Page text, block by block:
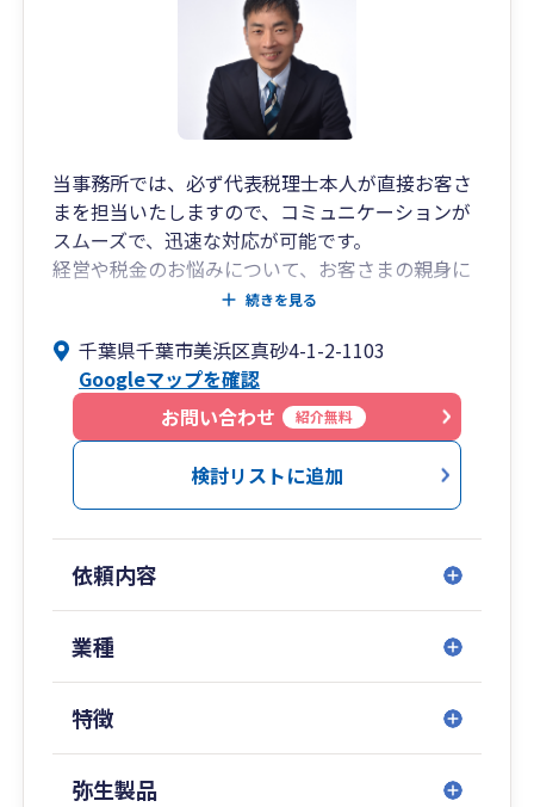
素早く、丁寧に対応いたします。
長期的に事業が拡大できるようにご支援いたしま
税金の節税はもちろん、経理事務、経営管理の効
率化もご提案いたします。
大規模法人での経理業務を得意としており、決算
早期化、経理業務効率化、マニュアル化、組織化
などの経営実務でも貢献できる。
当事務所では、必ず代表税理士本人が直接お客さ
まを担当いたしますので、コミュニケーションが
スムーズで、迅速な対応が可能です。
経営や税金のお悩みについて、お客さまの親身に
なってわかりやすい言葉で丁寧にアドバイスさせ
代表税理士は、国税局や税務署にて長年にわたり
法人の税務調査に携わってきたいわゆる国税OB税
税務調査のことを熟知していますので、いつ来る
か分からない税務調査に対しても事前に万全の対
策をしておくことが可能ですし、税務当局に対す
「会社を設立したが、経理や税務のことがよくわ
からない」「顧問税理士を探しているが、初めて
税理士を変えたいと思っている」という方は、ぜ
ひお気軽にご相談ください。
続きを見る
千葉県千葉市美浜区真砂4-1-2-1103
Googleマップを確認
お問い合わせ
紹介無料
検討リストに追加
依頼内容
業種
特徴
弥生製品